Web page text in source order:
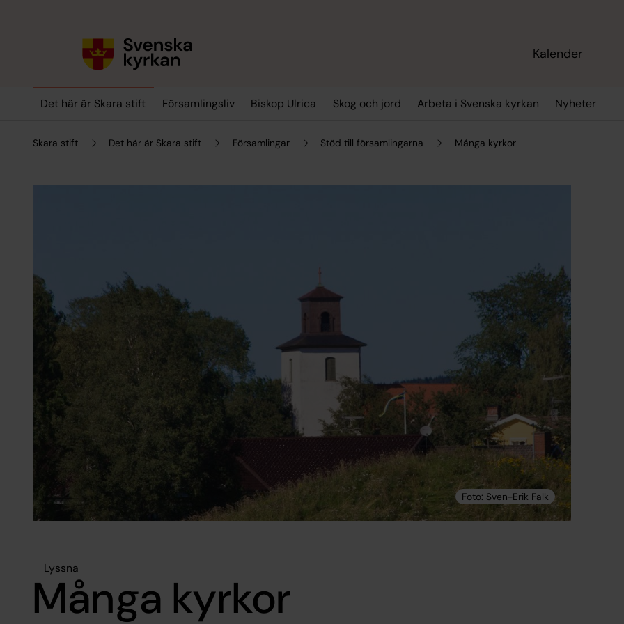
Kalender
Det här är Skara stift Församlingsliv Biskop Ulrica Skog och jord Arbeta i Svenska kyrkan Nyheter
Skara stift Det här är Skara stift Församlingar Stöd till församlingarna Många kyrkor
Lyssna
Många kyrkor